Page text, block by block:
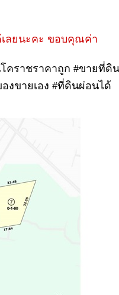
เลยนะคะ ขอบคุณค่า
ราชราคาถูก #ขายที่
งขายเอง #ที่ดินผ่อนได้